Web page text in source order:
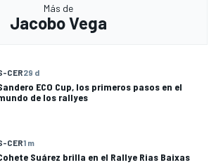
Más de
Jacobo Vega
CER29 d
ECO Cup, los primeros pasos en el
de los rallyes
CER1 m
Suárez brilla en el Rallye Rias Baixas